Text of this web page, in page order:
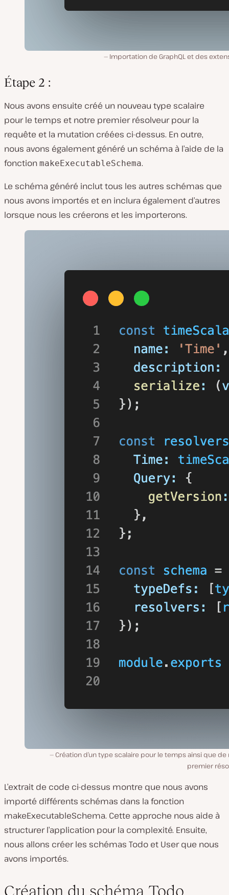
Importation de GraphQL et des
Étape 2 :
Nous avons ensuite créé un nouveau type scalaire
pour le temps et notre premier résolveur pour la
requête et la mutation créées ci-dessus. En outre,
nous avons également généré un schéma à l’aide de la
fonction makeExecutableSchema.
Le schéma généré inclut tous les autres schémas que
nous avons importés et en inclura également d’autres
lorsque nous les créerons et les importerons.
Création d’un type scalaire pour le temps ainsi que
premier
L’extrait de code ci-dessus montre que nous avons
importé différents schémas dans la fonction
makeExecutableSchema. Cette approche nous aide à
structurer l’application pour la complexité. Ensuite,
nous allons créer les schémas Todo et User que nous
avons importés.
Création du schéma Todo